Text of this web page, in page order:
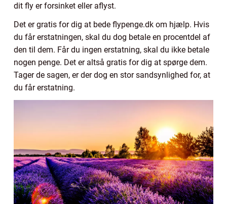
dit fly er forsinket eller aflyst.
Det er gratis for dig at bede flypenge.dk om hjælp. Hvis
du får erstatningen, skal du dog betale en procentdel af
den til dem. Får du ingen erstatning, skal du ikke betale
nogen penge. Det er altså gratis for dig at spørge dem.
Tager de sagen, er der dog en stor sandsynlighed for, at
du får erstatning.